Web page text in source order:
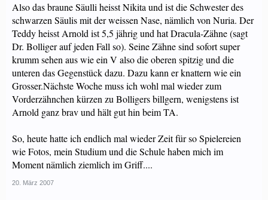
Also das braune Säulli heisst Nikita und ist die Schwester des
schwarzen Säulis mit der weissen Nase, nämlich von Nuria. Der
Teddy heisst Arnold ist 5,5 jährig und hat Dracula-Zähne (sagt
Dr. Bolliger auf jeden Fall so). Seine Zähne sind sofort super
krumm sehen aus wie ein V also die oberen spitzig und die
unteren das Gegenstück dazu. Dazu kann er knattern wie ein
Grosser.Nächste Woche muss ich wohl mal wieder zum
Vorderzähnchen kürzen zu Bolligers billgern, wenigstens ist
Arnold ganz brav und hält gut hin beim TA.
So, heute hatte ich endlich mal wieder Zeit für so Spielereien
wie Fotos, mein Studium und die Schule haben mich im
Moment nämlich ziemlich im Griff....
20. März 2007